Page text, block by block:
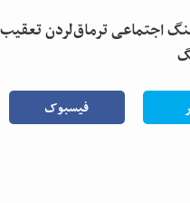
اجتماعی ترماق‌لردن تعقیب
فیسبوک